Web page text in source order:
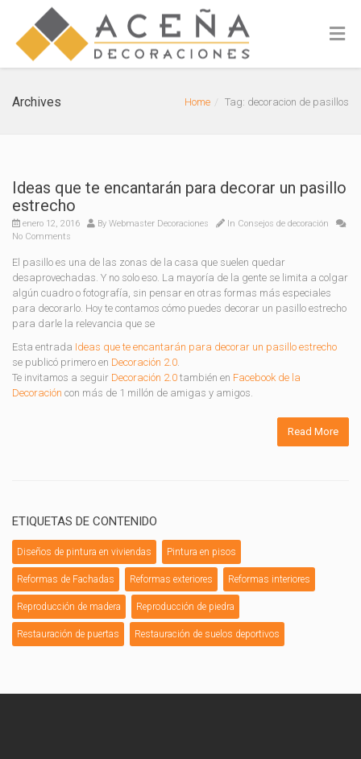
Archives Home Tag: decoracion de pasillos
Ideas que te encantarán para decorar un pasillo
estrecho
enero 12, 2016 By Webmaster Decoraciones In Consejos de decoración
No Comments
El pasillo es una de las zonas de la casa que suelen quedar
desaprovechadas. Y no solo eso. La mayoría de la gente se limita a colgar
algún cuadro o fotografía, sin pensar en otras formas más especiales
para decorarlo. Hoy te contamos cómo puedes decorar un pasillo estrecho
para darle la relevancia que se
Esta entrada Ideas que te encantarán para decorar un pasillo estrecho
se publicó primero en Decoración 2.0.
Te invitamos a seguir Decoración 2.0 también en Facebook de la
Decoración con más de 1 millón de amigas y amigos.
Read More
ETIQUETAS DE CONTENIDO
Diseños de pintura en viviendas Pintura en pisos
Reformas de Fachadas Reformas exteriores Reformas interiores
Reproducción de madera Reproducción de piedra
Restauración de puertas Restauración de suelos deportivos